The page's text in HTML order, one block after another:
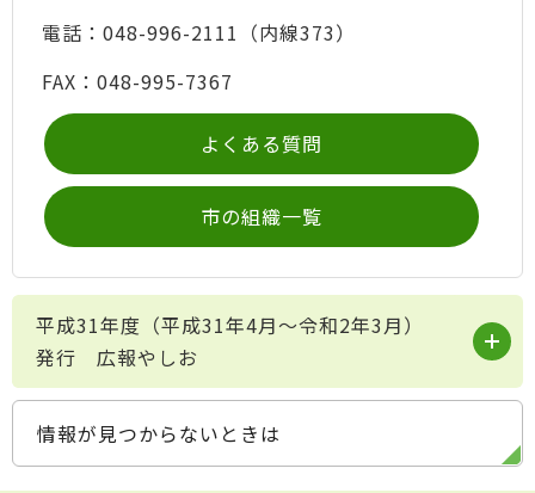
電話：048-996-2111（内線373）
FAX：048-995-7367
よくある質問
市の組織一覧
平成31年度（平成31年4月～令和2年3月）
発行 広報やしお
情報が見つからないときは